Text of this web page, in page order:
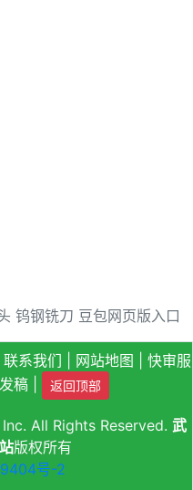
钨钢铣刀 豆包网页版入口
联系我们 网站地图
快审服
稿| 返回顶部
Inc. All Rights Reserved. 武
版权所有
号-2